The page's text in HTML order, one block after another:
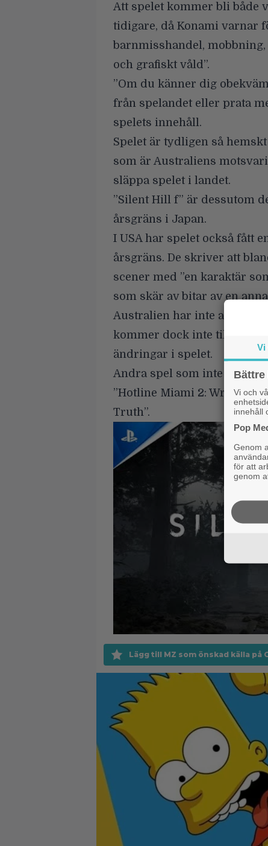
Att spelet kommer bli både
tidigare, då Konami varnar
barnmisshandel,
och grafiskt våld”.
”Om du känner dig
från spelandet eller prata
spelets innehåll.
Spelet är tydligen så
som är Australiens
släppa spelet i landet.
”Silent Hill f” är dessutom
årsgräns i Japan.
I USA har spelet också fått
årsgräns. De skriver att
scener med ”en karaktär
som skär av bitar av en
Australien har inte angett
kommer dock inte tillåta att
ändringar i spelet.
Andra spel som inte har
”Hotline Miami 2: Wrong
Truth”.
Lägg till MZ som önskad källa på
Vi
Vi och
innehåll
Pop
Genom
för att
genom